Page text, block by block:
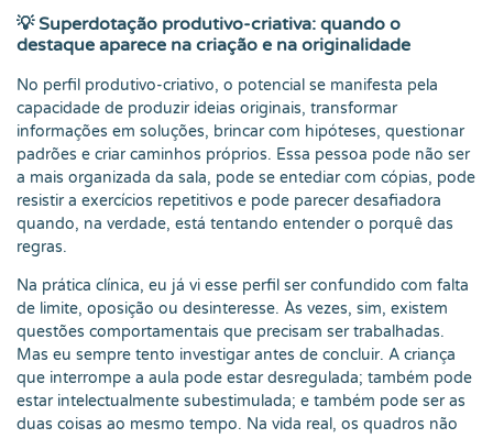
💡 Superdotação produtivo-criativa: quando o
destaque aparece na criação e na originalidade
No perfil produtivo-criativo, o potencial se manifesta pela
capacidade de produzir ideias originais, transformar
informações em soluções, brincar com hipóteses, questionar
padrões e criar caminhos próprios. Essa pessoa pode não ser
a mais organizada da sala, pode se entediar com cópias, pode
resistir a exercícios repetitivos e pode parecer desafiadora
quando, na verdade, está tentando entender o porquê das
regras.
Na prática clínica, eu já vi esse perfil ser confundido com falta
de limite, oposição ou desinteresse. Às vezes, sim, existem
questões comportamentais que precisam ser trabalhadas.
Mas eu sempre tento investigar antes de concluir. A criança
que interrompe a aula pode estar desregulada; também pode
estar intelectualmente subestimulada; e também pode ser as
duas coisas ao mesmo tempo. Na vida real, os quadros não